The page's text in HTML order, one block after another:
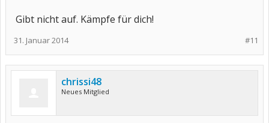
Gibt nicht auf. Kämpfe für dich!
#11
31. Januar 2014
chrissi48
Neues Mitglied